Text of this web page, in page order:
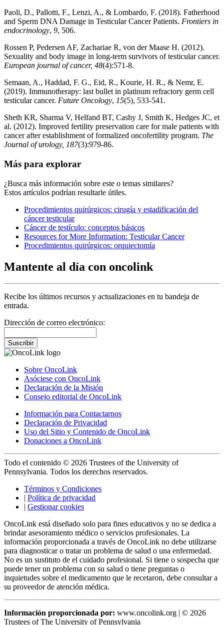
Paoli, D., Pallotti, F., Lenzi, A., & Lombardo, F. (2018). Fatherhood
and Sperm DNA Damage in Testicular Cancer Patients. Frontiers in
endocrinology, 9, 506.
Rossen P, Pedersen AF, Zachariae R, von der Maase H. (2012).
Sexuality and body image in long-term survivors of testicular cancer.
European journal of cancer, 48(4):571-8.
Semaan, A., Haddad, F. G., Eid, R., Kourie, H. R., & Nemr, E.
(2019). Immunotherapy: last bullet in platinum refractory germ cell
testicular cancer. Future Oncology, 15(5), 533-541.
Sheth KR, Sharma V, Helfand BT, Cashy J, Smith K, Hedges JC, et
al. (2012). Improved fertility preservation care for male patients with
cancer after establishment of formalized oncofertility program. The
Journal of urology, 187(3):979-86.
Más para explorar
¿Busca más información sobre este o temas similares?
Estos artículos podrían resultarle útiles.
Procedimientos quirúrgicos: cirugía y estadificación del
cáncer testicular
Cáncer de testículo: conceptos básicos
Resources for More Information: Testicular Cancer
Procedimientos quirúrgicos: orquiectomía
Mantente al día con oncolink
Recibe los últimos recursos y actualizaciones en tu bandeja de
entrada.
Dirección de correo electrónico:
Suscribir
Sobre OncoLink
Asóciese con OncoLink
Declaración de la Misión
Consejo editorial de OncoLink
Información para Contactarnos
Declaración de Privacidad
Uso del Sitio y Contenido de OncoLink
Donaciones a OncoLink
Todo el contenido © 2026 Trustees of the University of
Pennsylvania. Todos los derechos reservados.
Términos y Condiciones
Política de privacidad
Gestionar cookies
OncoLink está diseñado solo para fines educativos y no se dedica a
brindar asesoramiento médico o servicios profesionales. La
información proporcionada a través de OncoLink no debe utilizarse
para diagnosticar o tratar un problema de salud o una enfermedad.
No es un sustituto de el cuidado profesional. Si tiene o sospecha que
puede tener un problema con su salud o tiene preguntas o
inquietudes sobre el medicamento que le recetaron, debe consultar a
su proveedor de atención médica.
Información proporcionada por: www.oncolink.org | © 2026
Trustees of The University of Pennsylvania